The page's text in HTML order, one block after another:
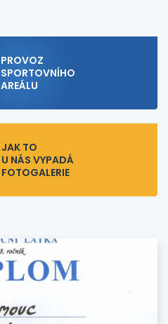
PROVOZ
SPORTOVNÍHO
AREÁLU
JAK TO
U NÁS VYPADÁ
FOTOGALERIE